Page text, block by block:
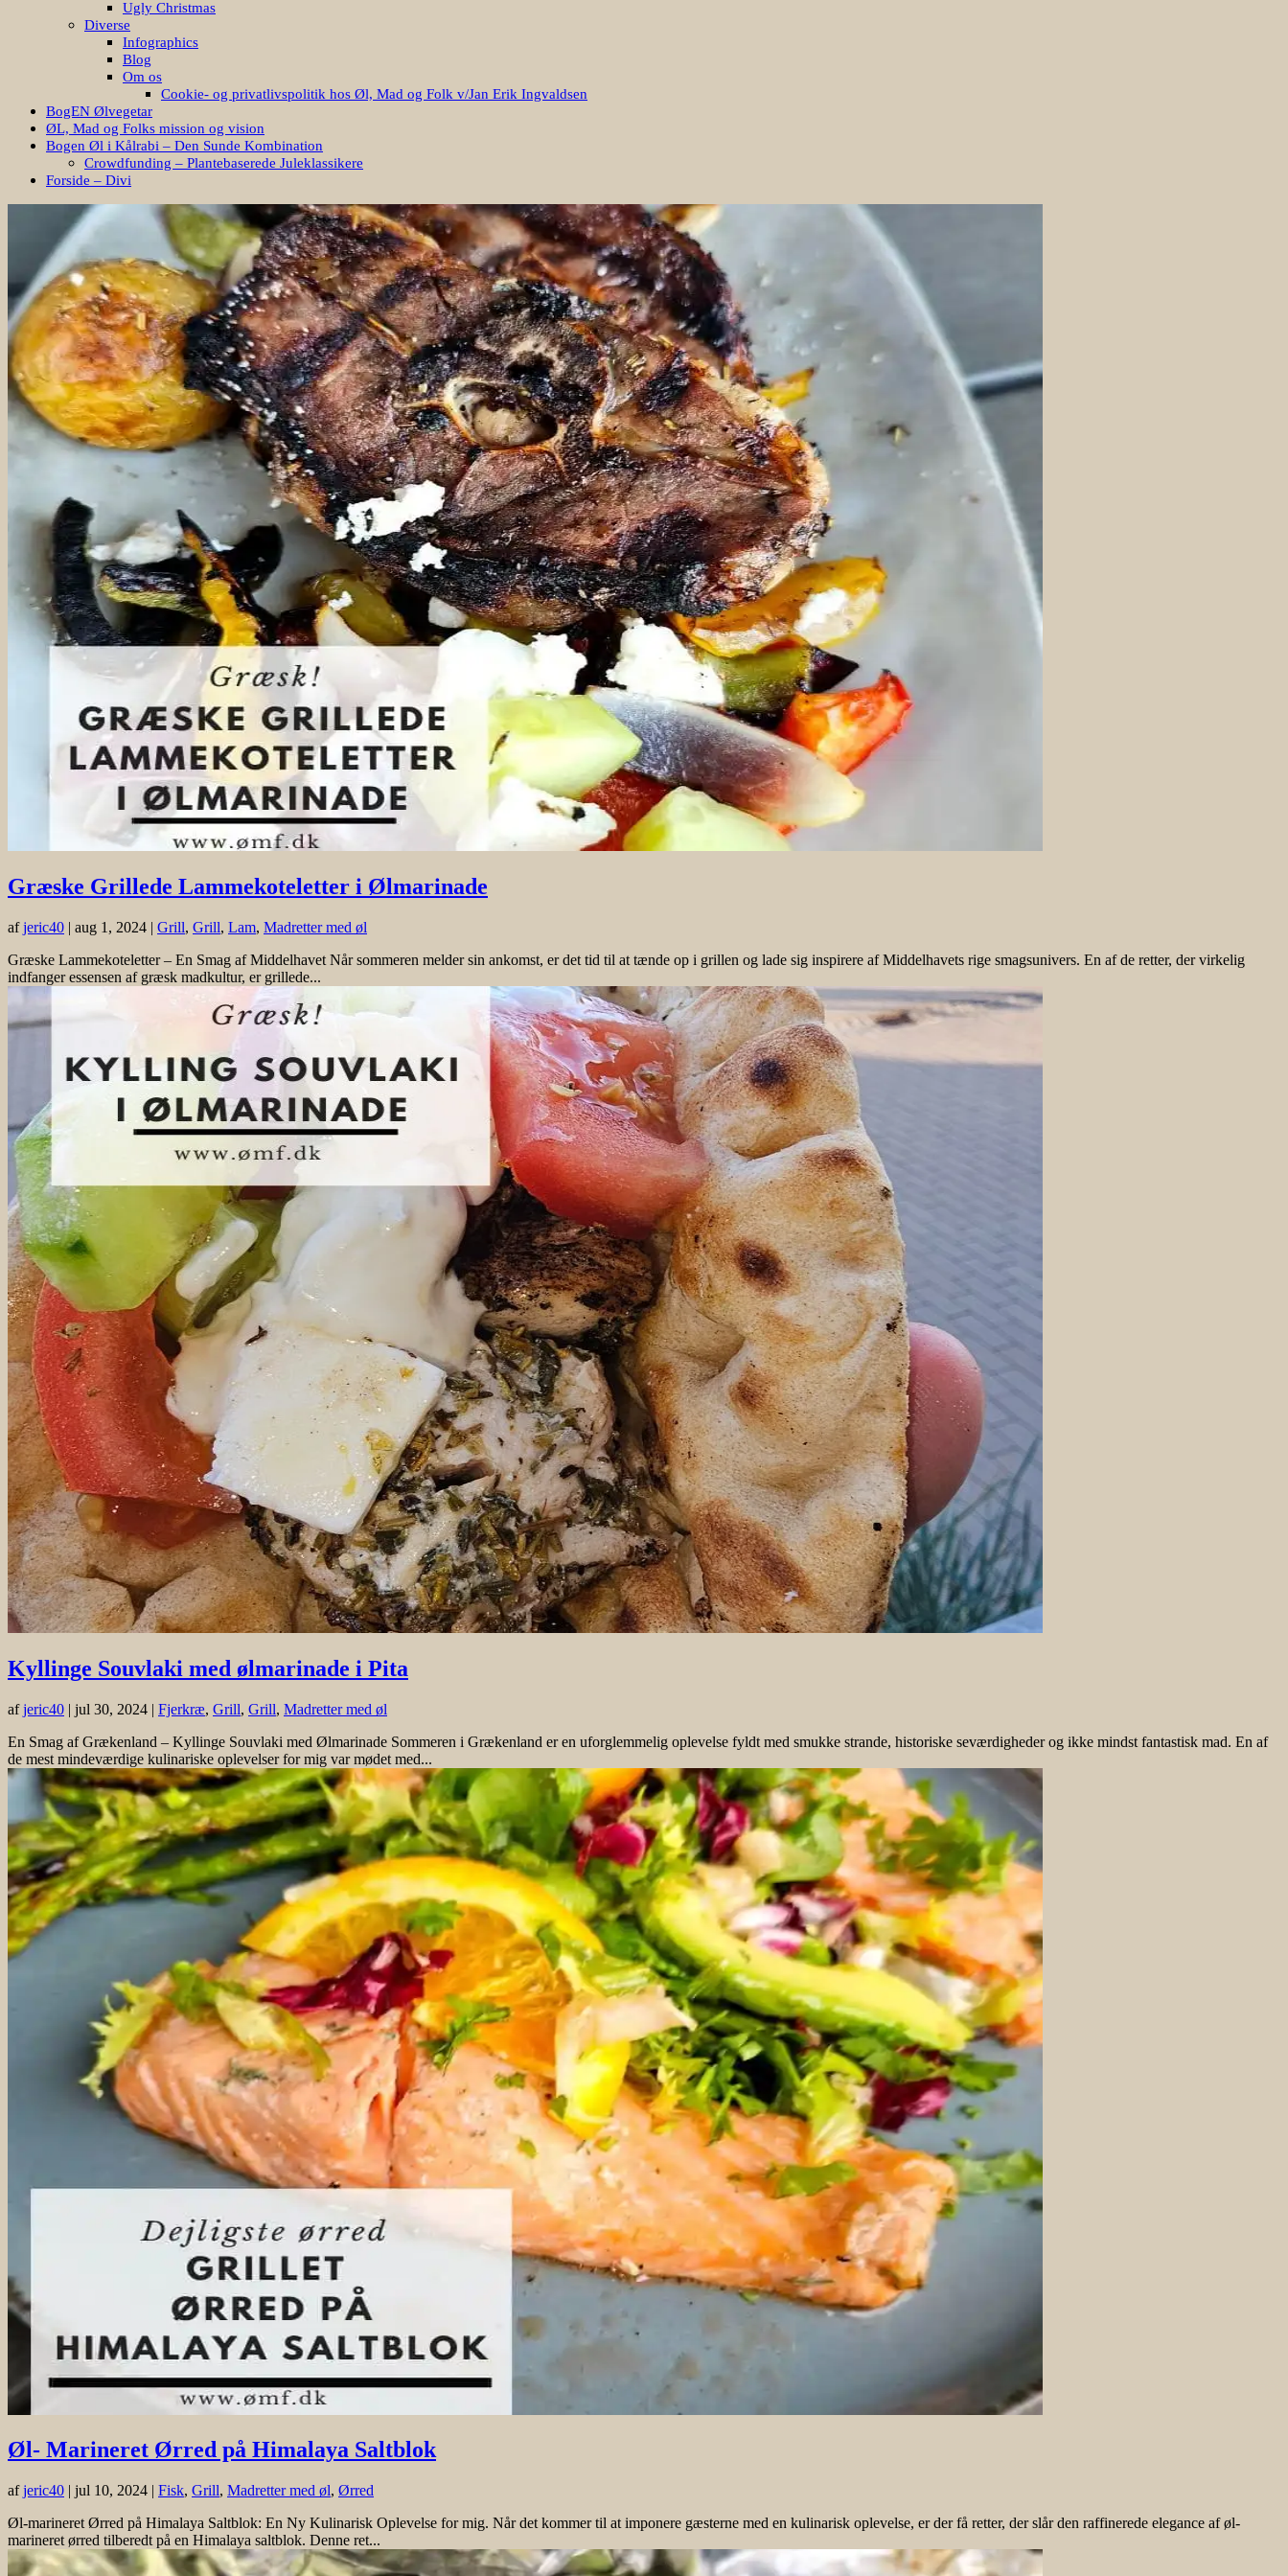
Ugly Christmas
Diverse
Infographics
Blog
Om os
Cookie- og privatlivspolitik hos Øl, Mad og Folk v/Jan Erik Ingvaldsen
BogEN Ølvegetar
ØL, Mad og Folks mission og vision
Bogen Øl i Kålrabi – Den Sunde Kombination
Crowdfunding – Plantebaserede Juleklassikere
Forside – Divi
Græske Grillede Lammekoteletter i Ølmarinade
afjeric40 | aug 1, 2024 | Grill, Grill, Lam, Madretter med øl
Græske Lammekoteletter – En Smag af Middelhavet Når sommeren melder sin ankomst, er det tid til at tænde op i grillen og lade sig inspirere af Middelhavets rige smagsunivers. En af de retter, der virkelig
indfanger essensen af græsk madkultur, er grillede...
Kyllinge Souvlaki med ølmarinade i Pita
afjeric40 | jul 30, 2024 | Fjerkræ, Grill, Grill, Madretter med øl
En Smag af Grækenland – Kyllinge Souvlaki med Ølmarinade Sommeren i Grækenland er en uforglemmelig oplevelse fyldt med smukke strande, historiske seværdigheder og ikke mindst fantastisk mad. En af
de mest mindeværdige kulinariske oplevelser for mig var mødet med...
Øl- Marineret Ørred på Himalaya Saltblok
afjeric40 | jul 10, 2024 | Fisk, Grill, Madretter med øl, Ørred
Øl-marineret Ørred på Himalaya Saltblok: En Ny Kulinarisk Oplevelse for mig. Når det kommer til at imponere gæsterne med en kulinarisk oplevelse, er der få retter, der slår den raffinerede elegance af øl-
marineret ørred tilberedt på en Himalaya saltblok. Denne ret...